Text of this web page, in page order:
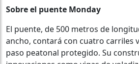
Sobre el puente Monday
El puente, de 500 metros de
ancho, contará con cuatro carriles
paso peatonal protegido. Su